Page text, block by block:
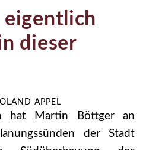
eigentlich
dieser
APPEL
hat Martin Böttger an
der Stadt